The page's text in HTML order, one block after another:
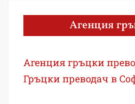
Агенция
Агенция гръцки
Гръцки преводач в